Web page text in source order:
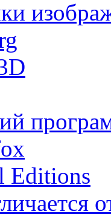
Editions